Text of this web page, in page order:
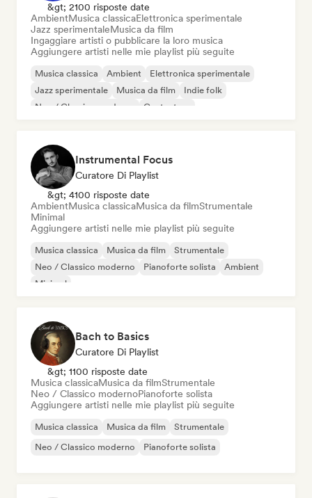
&gt; 2100 risposte date
AmbientMusica classicaElettronica sperimentale
Jazz sperimentaleMusica da film
Ingaggiare artisti o pubblicare la loro musica
Aggiungere artisti nelle mie playlist più seguite
Musica classica Ambient
Elettronica sperimentale
Jazz sperimentale
Musica da film
Indie folk
Neo / Classico moderno
Cantautore
Instrumental Focus
Curatore Di Playlist
&gt; 4100 risposte date
AmbientMusica classicaMusica da filmStrumentale
Minimal
Aggiungere artisti nelle mie playlist più seguite
Musica classica Musica da film
Strumentale
Neo / Classico moderno
Pianoforte solista
Ambient
Minimal
Bach to Basics
Curatore Di Playlist
&gt; 1100 risposte date
Musica classicaMusica da filmStrumentale
Neo / Classico modernoPianoforte solista
Aggiungere artisti nelle mie playlist più seguite
Musica classica Musica da film
Strumentale
Neo / Classico moderno
Pianoforte solista